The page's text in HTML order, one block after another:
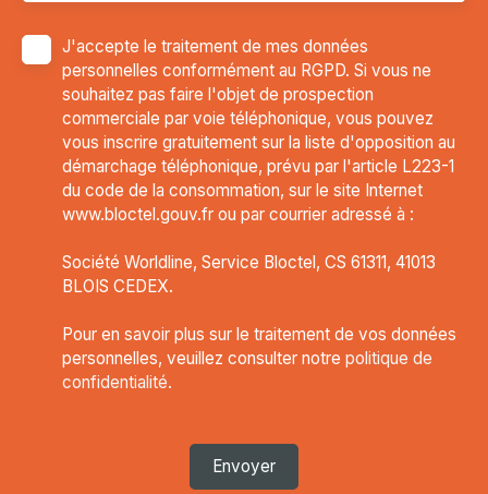
J'accepte le traitement de mes données
personnelles conformément au RGPD. Si vous ne
souhaitez pas faire l'objet de prospection
commerciale par voie téléphonique, vous pouvez
vous inscrire gratuitement sur la liste d'opposition au
démarchage téléphonique, prévu par l'article L223-1
du code de la consommation, sur le site Internet
www.bloctel.gouv.fr ou par courrier adressé à :
Société Worldline, Service Bloctel, CS 61311, 41013
BLOIS CEDEX.
Pour en savoir plus sur le traitement de vos données
personnelles, veuillez consulter notre politique de
confidentialité.
Envoyer